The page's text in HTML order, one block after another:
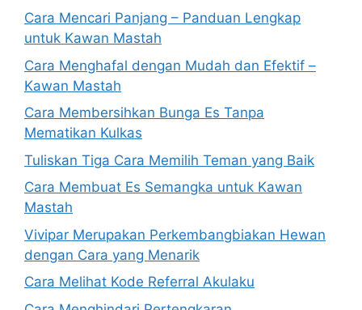
Cara Mencari Panjang – Panduan Lengkap
untuk Kawan Mastah
Cara Menghafal dengan Mudah dan Efektif –
Kawan Mastah
Cara Membersihkan Bunga Es Tanpa
Mematikan Kulkas
Tuliskan Tiga Cara Memilih Teman yang Baik
Cara Membuat Es Semangka untuk Kawan
Mastah
Vivipar Merupakan Perkembangbiakan Hewan
dengan Cara yang Menarik
Cara Melihat Kode Referral Akulaku